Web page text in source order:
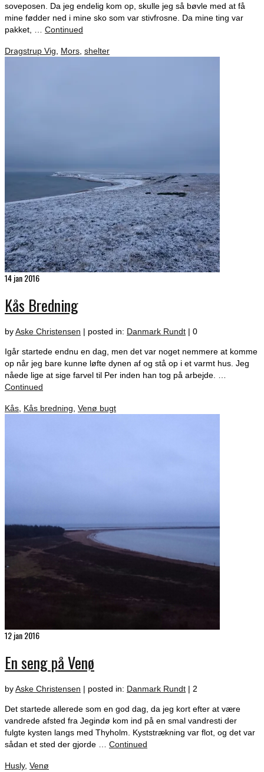
soveposen. Da jeg endelig kom op, skulle jeg så bøvle med at få
mine fødder ned i mine sko som var stivfrosne. Da mine ting var
pakket, … Continued
Dragstrup Vig Mors shelter
14jan 2016
Kås Bredning
byAske Christensen | posted in: Danmark Rundt | 0
Igår startede endnu en dag, men det var noget nemmere at komme
op når jeg bare kunne løfte dynen af og stå op i et varmt hus. Jeg
nåede lige at sige farvel til Per inden han tog på arbejde. …
Continued
Kås, Kås bredning, Venø bugt
12jan 2016
En seng på Venø
byAske Christensen | posted in: Danmark Rundt | 2
Det startede allerede som en god dag, da jeg kort efter at være
vandrede afsted fra Jegindø kom ind på en smal vandresti der
fulgte kysten langs med Thyholm. Kyststrækning var flot, og det var
sådan et sted der gjorde … Continued
Husly, Venø